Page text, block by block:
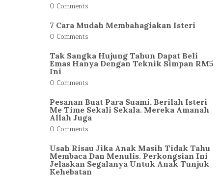
0 Comments
7 Cara Mudah Membahagiakan Isteri
0 Comments
Tak Sangka Hujung Tahun Dapat Beli
Emas Hanya Dengan Teknik Simpan RM5
Ini
0 Comments
Pesanan Buat Para Suami, Berilah Isteri
Me Time Sekali Sekala. Mereka Amanah
Allah Juga
0 Comments
Usah Risau Jika Anak Masih Tidak Tahu
Membaca Dan Menulis. Perkongsian Ini
Jelaskan Segalanya Untuk Anak Tunjuk
Kehebatan